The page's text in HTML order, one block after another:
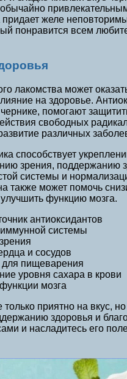
желе
понравится всем
лакомства может
на здоровье.
помогают
свободных
различных
способствует
зрения, поддержанию
системы и
также может помочь
функцию мозга.
антиоксидантов
системы
и сосудов
для пищеварения
уровня сахара в крови
мозга
приятно на вкус, но
здоровья и
и насладитесь его